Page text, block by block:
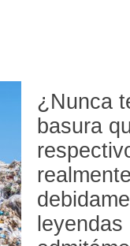
¿Nunca
basura
leyendas